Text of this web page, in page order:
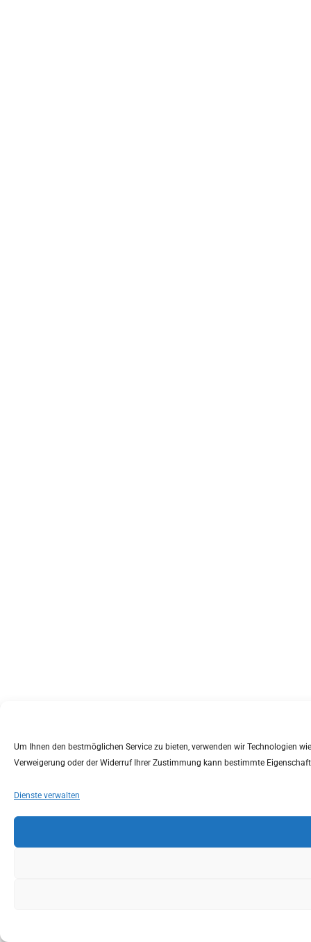
Um Ihnen den bestmöglichen Service zu bieten, verwenden wir Technologien
Verweigerung oder der Widerruf Ihrer Zustimmung kann bestimmte
Dienste verwalten